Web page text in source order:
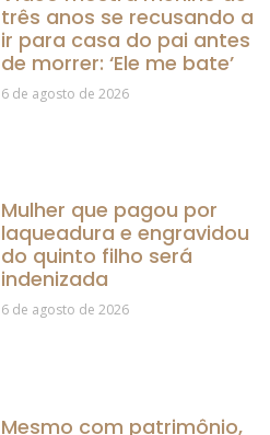
três anos se recusando a
ir para casa do pai antes
de morrer: ‘Ele me bate’
6 de agosto de 2026
Mulher que pagou por
laqueadura e engravidou
do quinto filho será
indenizada
6 de agosto de 2026
Mesmo com patrimônio,